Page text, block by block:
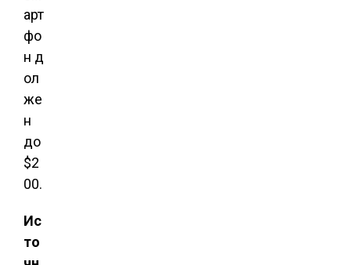
арт
фо
н д
ол
же
н
до
$2
00.
Ис
то